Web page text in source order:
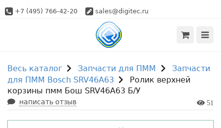
+7 (495) 766-42-20 sales@digitec.ru
Весь каталог Запчасти для ПММ
Запчасти
для ПММ Bosch SRV46A63
Ролик верхней
корзины пмм Бош SRV46A63 Б/У
написать отзыв 51